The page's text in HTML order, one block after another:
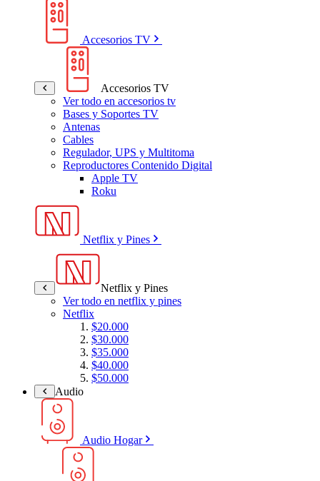
Accesorios TV
Accesorios TV
Ver todo en accesorios tv
Bases y Soportes TV
Antenas
Cables
Regulador, UPS y Multitoma
Reproductores Contenido Digital
Apple TV
Roku
Netflix y Pines
Netflix y Pines
Ver todo en netflix y pines
Netflix
$20.000
$30.000
$35.000
$40.000
$50.000
Audio
Audio Hogar